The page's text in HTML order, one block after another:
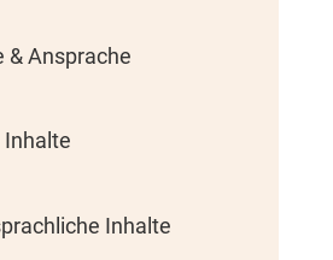
& Ansprache
Inhalte
Inhalte